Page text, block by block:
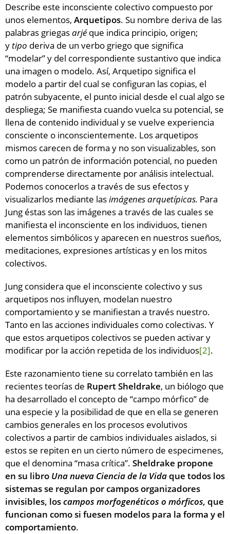
Describe este inconsciente colectivo compuesto por
unos elementos, Arquetipos. Su nombre deriva de las
palabras griegasarjéque indica principio, origen;
ytipo deriva de un verbo griego que significa
“modelar” y del correspondiente sustantivo que indica
una imagen o modelo. Así, Arquetipo significa el
modelo a partir del cual se configuran las copias, el
patrón subyacente, el punto inicial desde el cual algo se
despliega; Se manifiesta cuando vuelca su potencial, se
llena de contenido individual y se vuelve experiencia
consciente o inconscientemente. Los arquetipos
mismos carecen de forma y no son visualizables, son
como un patrón de información potencial, no pueden
comprenderse directamente por análisis intelectual.
Podemos conocerlos a través de sus efectos y
visualizarlos mediante lasimágenes arquetípicas. Para
Jung éstas son las imágenes a través de las cuales se
manifiesta el inconsciente en los individuos, tienen
elementos simbólicos y aparecen en nuestros sueños,
meditaciones, expresiones artísticas y en los mitos
colectivos.
Jung considera que el inconsciente colectivo y sus
arquetipos nos influyen, modelan nuestro
comportamiento y se manifiestan a través nuestro.
Tanto en las acciones individuales como colectivas. Y
que estos arquetipos colectivos se pueden activar y
modificar por la acción repetida de los individuos[2].
Este razonamiento tiene su correlato también en las
recientes teorías de Rupert Sheldrake, un biólogo que
ha desarrollado el concepto de “campo mórfico” de
una especie y la posibilidad de que en ella se generen
cambios generales en los procesos evolutivos
colectivos a partir de cambios individuales aislados, si
estos se repiten en un cierto número de especimenes,
que el denomina “masa crítica”. Sheldrake propone
en su libro Una nueva Ciencia de la Vidaque todos los
sistemas se regulan por campos organizadores
invisibles, loscampos morfogenéticos o mórficos, que
funcionan como si fuesen modelos para la forma y el
comportamiento.